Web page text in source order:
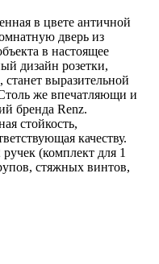
в цвете античной
дверь из
в настоящее
дизайн розетки,
выразительной
же впечатляющи и
бренда Renz.
стойкость,
качеству.
(комплект для 1
стяжных винтов,